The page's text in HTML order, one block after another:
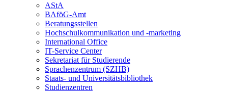
AStA
BAföG-Amt
Beratungsstellen
Hochschulkommunikation und -marketing
International Office
IT-Service Center
Sekretariat für Studierende
Sprachenzentrum (SZHB)
Staats- und Universitätsbibliothek
Studienzentren